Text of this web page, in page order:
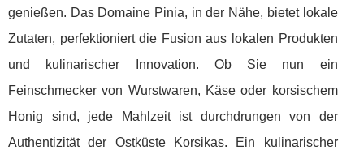
genießen. Das Domaine Pinia, in der Nähe, bietet lokale
Zutaten, perfektioniert die Fusion aus lokalen Produkten
und kulinarischer Innovation. Ob Sie nun ein
Feinschmecker von Wurstwaren, Käse oder korsischem
Honig sind, jede Mahlzeit ist durchdrungen von der
Authentizität der Ostküste Korsikas. Ein kulinarischer